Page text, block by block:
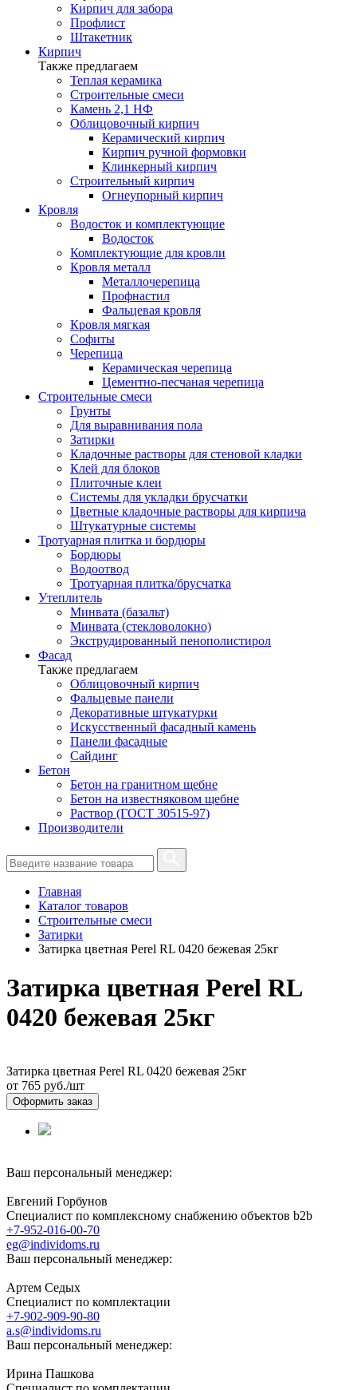
Кирпич для забора
Профлист
Штакетник
Кирпич
Также предлагаем
Теплая керамика
Строительные смеси
Камень 2,1 НФ
Облицовочный кирпич
Керамический кирпич
Кирпич ручной формовки
Клинкерный кирпич
Строительный кирпич
Огнеупорный кирпич
Кровля
Водосток и комплектующие
Водосток
Комплектующие для кровли
Кровля металл
Металлочерепица
Профнастил
Фальцевая кровля
Кровля мягкая
Софиты
Черепица
Керамическая черепица
Цементно-песчаная черепица
Строительные смеси
Грунты
Для выравнивания пола
Затирки
Кладочные растворы для стеновой кладки
Клей для блоков
Плиточные клеи
Системы для укладки брусчатки
Цветные кладочные растворы для кирпича
Штукатурные системы
Тротуарная плитка и бордюры
Бордюры
Водоотвод
Тротуарная плитка/брусчатка
Утеплитель
Минвата (базальт)
Минвата (стекловолокно)
Экструдированный пенополистирол
Фасад
Также предлагаем
Облицовочный кирпич
Фальцевые панели
Декоративные штукатурки
Искусственный фасадный камень
Панели фасадные
Сайдинг
Бетон
Бетон на гранитном щебне
Бетон на известняковом щебне
Раствор (ГОСТ 30515-97)
Производители
Главная
Каталог товаров
Строительные смеси
Затирки
Затирка цветная Perel RL 0420 бежевая 25кг
Затирка цветная Perel RL
0420 бежевая 25кг
Затирка цветная Perel RL 0420 бежевая 25кг
от 765 руб./шт
Оформить заказ
Ваш персональный менеджер:
Евгений Горбунов
Специалист по комплексному снабжению объектов b2b
+7-952-016-00-70
eg@individoms.ru
Ваш персональный менеджер:
Артем Седых
Специалист по комплектации
+7-902-909-90-80
a.s@individoms.ru
Ваш персональный менеджер:
Ирина Пашкова